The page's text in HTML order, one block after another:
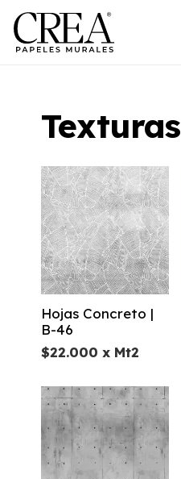
Texturas
Hojas Concreto |
B-46
$22.000 x Mt2